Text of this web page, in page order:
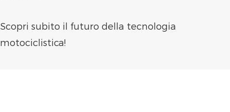
Scopri subito il futuro della tecnologia
motociclistica!